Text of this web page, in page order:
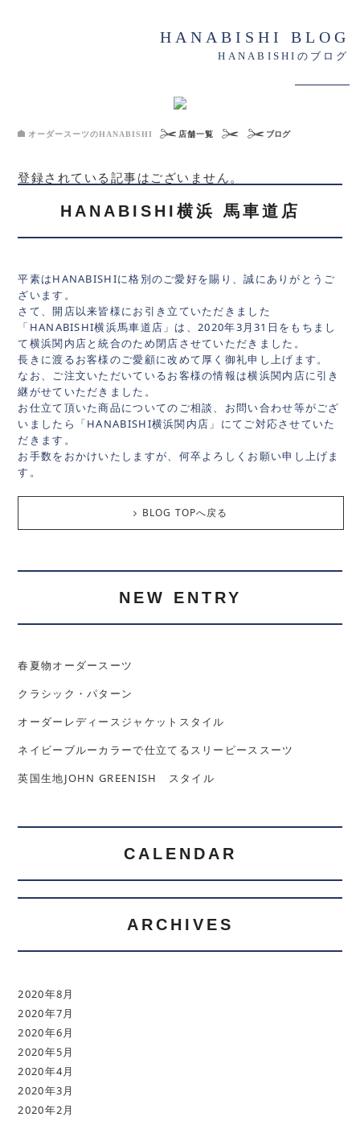
HANABISHI BLOG
HANABISHIのブログ
オーダースーツのHANABISHI 店舗一覧 ブログ
登録されている記事はございません。
HANABISHI横浜 馬車道店
平素はHANABISHIに格別のご愛好を賜り、誠にありがとうご
ざいます。
さて、開店以来皆様にお引き立ていただきました
「HANABISHI横浜馬車道店」は、2020年3月31日をもちまし
て横浜関内店と統合のため閉店させていただきました。
長きに渡るお客様のご愛顧に改めて厚く御礼申し上げます。
なお、ご注文いただいているお客様の情報は横浜関内店に引き
継がせていただきました。
お仕立て頂いた商品についてのご相談、お問い合わせ等がござ
いましたら「HANABISHI横浜関内店」にてご対応させていた
だきます。
お手数をおかけいたしますが、何卒よろしくお願い申し上げま
す。
BLOG TOPへ戻る
NEW ENTRY
春夏物オーダースーツ
クラシック・パターン
オーダーレディースジャケットスタイル
ネイビーブルーカラーで仕立てるスリーピーススーツ
英国生地JOHN GREENISH スタイル
CALENDAR
ARCHIVES
2020年8月
2020年7月
2020年6月
2020年5月
2020年4月
2020年3月
2020年2月